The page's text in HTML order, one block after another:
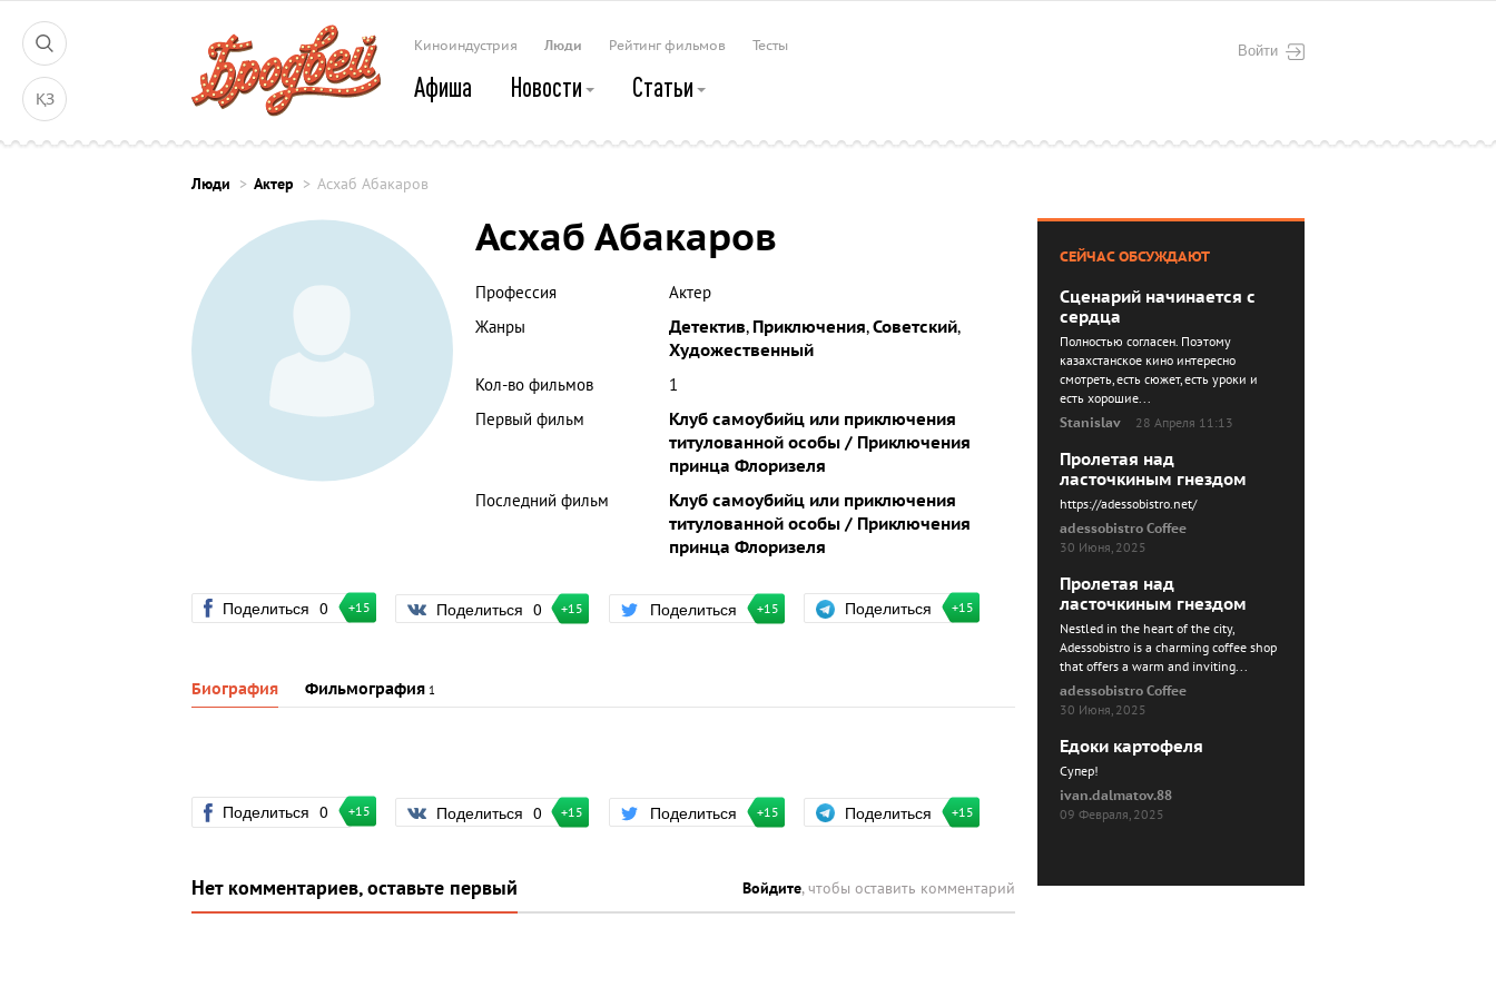
ҚЗ
Войти
Киноиндустрия Люди Рейтинг фильмов Тесты
Афиша Новости Статьи
Люди Актер Асхаб Абакаров
Асхаб Абакаров
Профессия
Актер
Жанры
Детектив, Приключения,Советский,
Художественный
Кол-во фильмов
1
Первый фильм
Клуб самоубийц или приключения
титулованной особы / Приключения
принца Флоризеля
Последний фильм
Клуб самоубийц или приключения
титулованной особы / Приключения
принца Флоризеля
Поделиться 0 +15 Поделиться 0 +15 Поделиться +15 Поделиться +15
Биография Фильмография 1
Поделиться 0 +15 Поделиться 0 +15 Поделиться +15 Поделиться +15
Нет комментариев, оставьте первый Войдите, чтобы оставить комментарий
СЕЙЧАС ОБСУЖДАЮТ
Сценарий начинается с
сердца
Полностью согласен. Поэтому
казахстанское кино интересно
смотреть, есть сюжет, есть уроки и
есть хорошие...
Stanislav
28 Апреля 11:13
Пролетая над
ласточкиным гнездом
https://adessobistro.net/
adessobistro Coffee
30 Июня, 2025
Пролетая над
ласточкиным гнездом
Nestled in the heart of the city,
Adessobistro is a charming coffee shop
that offers a warm and inviting...
adessobistro Coffee
30 Июня, 2025
Едоки картофеля
Cупер!
ivan.dalmatov.88
09 Февраля, 2025